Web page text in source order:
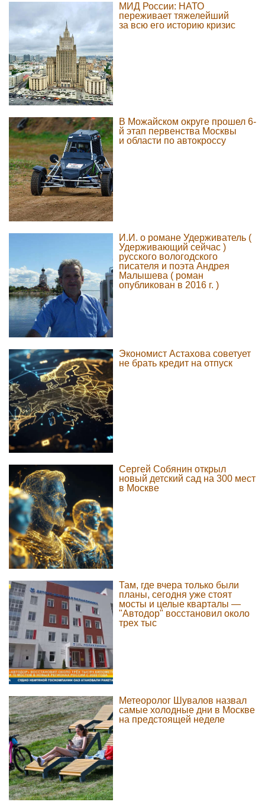
МИД России: НАТО
переживает тяжелейший
за всю его историю кризис
В Можайском округе прошел 6-
й этап первенства Москвы
и области по автокроссу
И.И. о романе Удерживатель (
Удерживающий сейчас )
русского вологодского
писателя и поэта Андрея
Малышева ( роман
опубликован в 2016 г. )
Экономист Астахова советует
не брать кредит на отпуск
Сергей Собянин открыл
новый детский сад на 300 мест
в Москве
Там, где вчера только были
планы, сегодня уже стоят
мосты и целые кварталы —
"Автодор" восстановил около
трех тыс
Метеоролог Шувалов назвал
самые холодные дни в Москве
на предстоящей неделе